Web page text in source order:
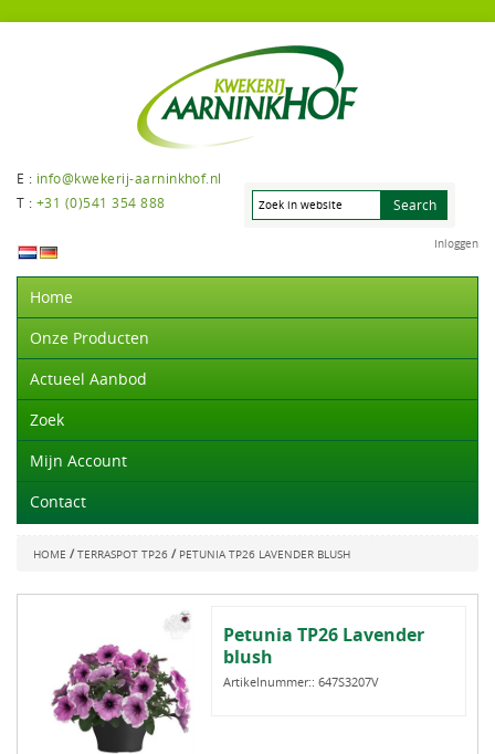
E : info@kwekerij-aarninkhof.nl
T : +31 (0)541 354 888
Inloggen
Home
Onze Producten
Actueel Aanbod
Zoek
Mijn Account
Contact
HOME / TERRASPOT TP26 / PETUNIA TP26 LAVENDER BLUSH
Petunia TP26 Lavender
blush
Artikelnummer:: 647S3207V